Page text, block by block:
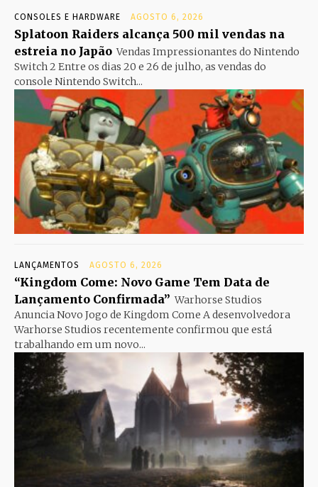
CONSOLES E HARDWARE AGOSTO 6, 2026
Splatoon Raiders alcança 500 mil vendas na
estreia no Japão Vendas Impressionantes do Nintendo
Switch 2 Entre os dias 20 e 26 de julho, as vendas do
console Nintendo Switch...
LANÇAMENTOS AGOSTO 6, 2026
“Kingdom Come: Novo Game Tem Data de
Lançamento Confirmada” Warhorse Studios
Anuncia Novo Jogo de Kingdom Come A desenvolvedora
Warhorse Studios recentemente confirmou que está
trabalhando em um novo...